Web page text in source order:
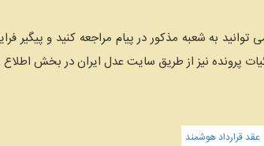
به شعبه مذکور در پیام مراجعه کنید و
پرونده نیز از طریق سایت عدل ایران در بخش
عقد قرارداد هوشمند